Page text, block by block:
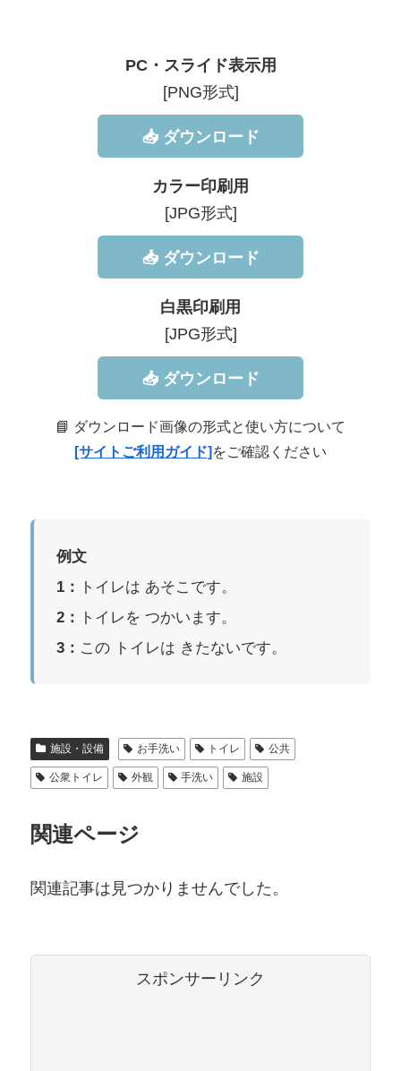
PC・スライド表示用
[PNG形式]
📥 ダウンロード
カラー印刷用
[JPG形式]
📥 ダウンロード
白黒印刷用
[JPG形式]
📥 ダウンロード
📘 ダウンロード画像の形式と使い方について
[サイトご利用ガイド] をご確認ください
例文
1：
トイレは あそこです。
2：
トイレを つかいます。
3： この トイレは きたないです。
施設・設備 お手洗い トイレ 公共
公衆トイレ 外観 手洗い 施設
関連ページ
関連記事は見つかりませんでした。
スポンサーリンク